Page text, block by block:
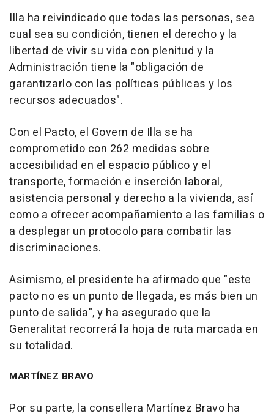
Illa ha reivindicado que todas las personas, sea
cual sea su condición, tienen el derecho y la
libertad de vivir su vida con plenitud y la
Administración tiene la "obligación de
garantizarlo con las políticas públicas y los
recursos adecuados".
Con el Pacto, el Govern de Illa se ha
comprometido con 262 medidas sobre
accesibilidad en el espacio público y el
transporte, formación e inserción laboral,
asistencia personal y derecho a la vivienda, así
como a ofrecer acompañamiento a las familias o
a desplegar un protocolo para combatir las
discriminaciones.
Asimismo, el presidente ha afirmado que "este
pacto no es un punto de llegada, es más bien un
punto de salida", y ha asegurado que la
Generalitat recorrerá la hoja de ruta marcada en
su totalidad.
MARTÍNEZ BRAVO
Por su parte, la consellera Martínez Bravo ha